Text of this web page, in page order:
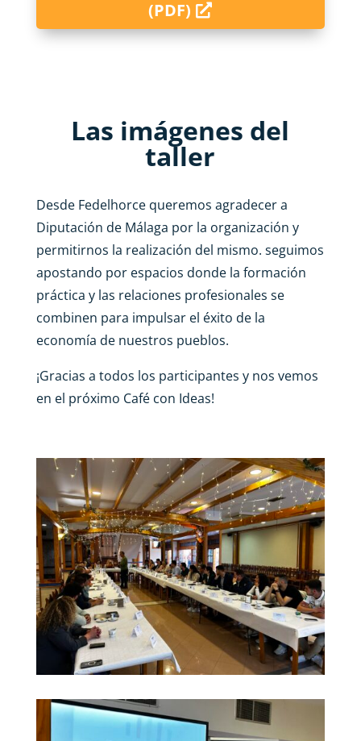
(PDF)
Las imágenes del
taller
Desde Fedelhorce queremos agradecer a
Diputación de Málaga por la organización y
permitirnos la realización del mismo. seguimos
apostando por espacios donde la formación
práctica y las relaciones profesionales se
combinen para impulsar el éxito de la
economía de nuestros pueblos.
¡Gracias a todos los participantes y nos vemos
en el próximo Café con Ideas!